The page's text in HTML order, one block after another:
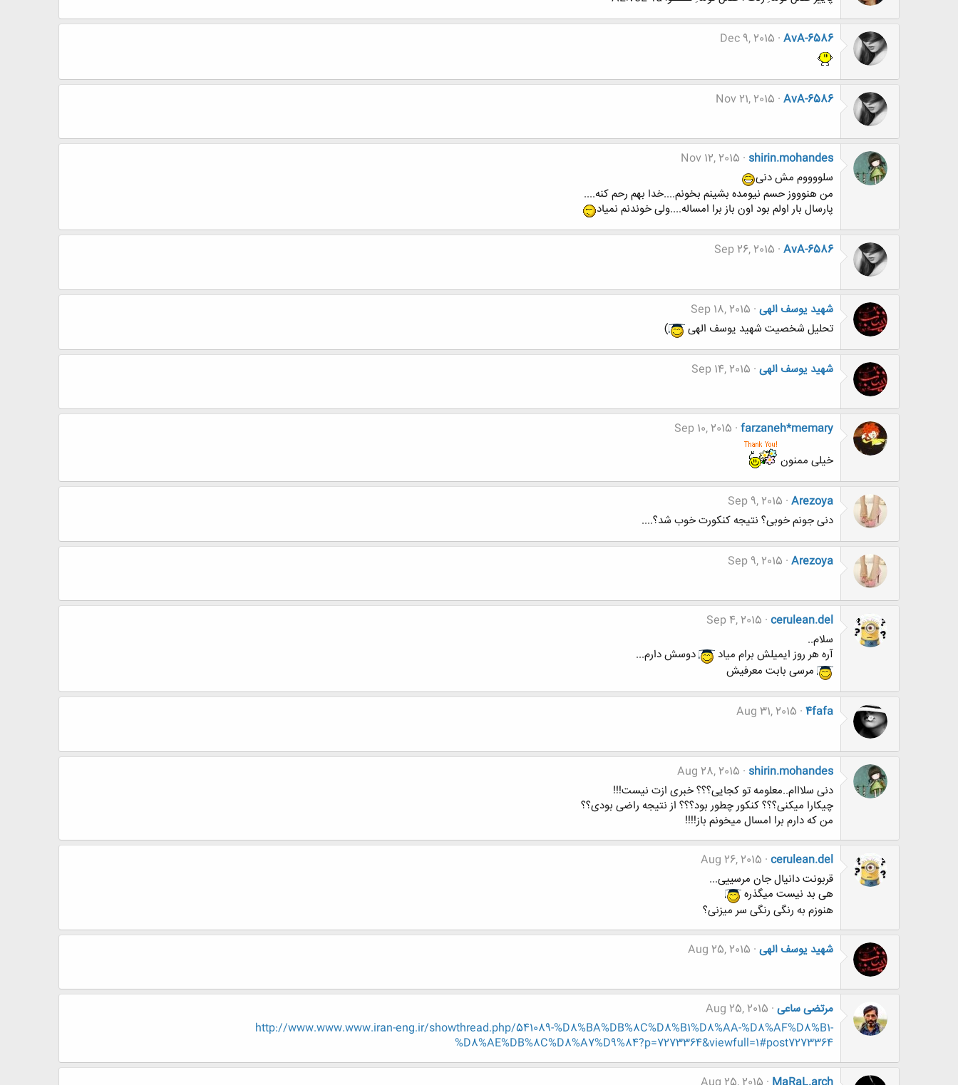
AvA-6586
Dec 9, 2015
AvA-6586
Nov 21, 2015
shirin.mohandes
Nov 12, 2015
سلووووم مش دنی
من هنوووز حسم نیومده بشینم بخونم....خدا بهم رحم کنه....
پارسال بار اولم بود اون باز برا امساله....ولی خوندنم نمیاد
AvA-6586
Sep 26, 2015
شهید یوسف الهی Sep 18, 2015
تحلیل شخصیت شهید یوسف الهی
)
شهید یوسف الهی Sep 14, 2015
farzaneh*memary
Sep 10, 2015
خیلی ممنون
Arezoya
Sep 9, 2015
دنی جونم خوبی؟ نتیجه کنکورت خوب شد؟....
Arezoya
Sep 9, 2015
cerulean.del
Sep 4, 2015
سلام..
آره هر روز ایمیلش برام میاد
دوسش دارم...
مرسی بابت معرفیش
4fafa
Aug 31, 2015
shirin.mohandes
Aug 28, 2015
دنی سلااام..معلومه تو کجایی؟؟؟ خبری ازت نیست!!!
چیکارا میکنی؟؟؟ کنکور چطور بود؟؟؟ از نتیجه راضی بودی؟؟
من که دارم برا امسال میخونم باز!!!!
cerulean.del
Aug 26, 2015
قربونت دانیال جان مرسییی...
هی بد نیست میگذره
هنوزم به رنگی رنگی سر میزنی؟
شهید یوسف الهی Aug 25, 2015
مرتضی ساعی Aug 25, 2015
http://www.www.www.iran-eng.ir/showthread.php/541089-%D8%BA%DB%8C%D8%B1%D8%AA-%D8%AF%D8%B1-
%D8%AE%DB%8C%D8%A7%D9%84?p=7273364&viewfull=1#post7273364